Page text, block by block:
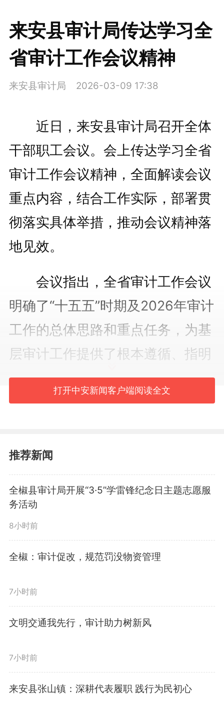
来安县审计局传达学习全
省审计工作会议精神
来安县审计局 2026-03-09 17:38
近日，来安县审计局召开全体
干部职工会议。会上传达学习全省
审计工作会议精神，全面解读会议
重点内容，结合工作实际，部署贯
彻落实具体举措，推动会议精神落
地见效。
会议指出，全省审计工作会议
明确了“十五五”时期及2026年审计
工作的总体思路和重点任务，为基
层审计工作提供了根本遵循、指明
了前进方向。全体审计人员要提高
政治站位，切实把思想和行动统一
督护航全县经济社会高质量发展。
会议强调，一要深学细悟会议
精神，准确把握“审计利剑”与“审计
护航”的辩证关系，深刻领会“十五
五”时期经济社会发展总体要求，
施的切入点，科学谋划全县审计工
作发展规划。二要紧盯“两重”“两
新”主线，聚焦县委、县政府中心
工作，围绕重大战略落地、宏观政
打开中安新闻客户端阅读全文
推荐新闻
全椒县审计局开展“3·5”学雷锋纪念日主题志愿服
务活动
8小时前
全椒：审计促改，规范罚没物资管理
7小时前
文明交通我先行，审计助力树新风
7小时前
来安县张山镇：深耕代表履职 践行为民初心